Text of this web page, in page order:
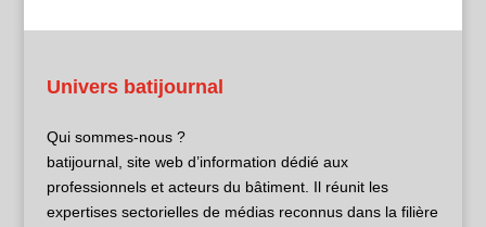
Univers batijournal
Qui sommes-nous ?
batijournal, site web d’information dédié aux
professionnels et acteurs du bâtiment. Il réunit les
expertises sectorielles de médias reconnus dans la filière